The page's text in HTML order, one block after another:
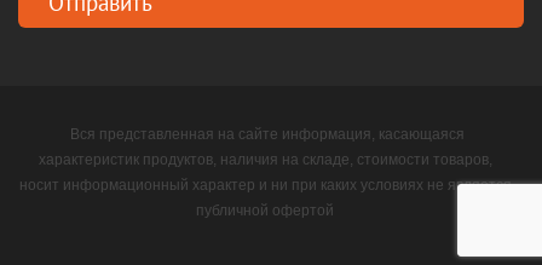
Вся представленная на сайте информация, касающаяся
характеристик продуктов, наличия на складе, стоимости товаров,
носит информационный характер и ни при каких условиях не является
публичной офертой